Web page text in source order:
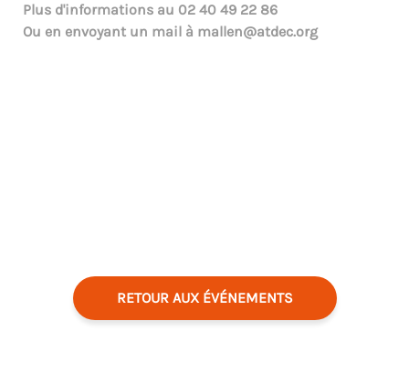
Plus d'informations au 02 40 49 22 86
Ou en envoyant un mail à mallen@atdec.org
RETOUR AUX ÉVÉNEMENTS